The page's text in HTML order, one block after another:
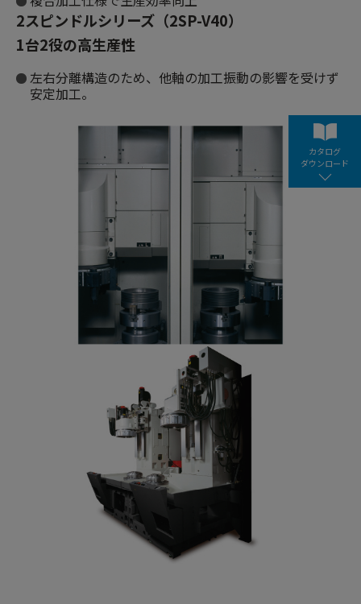
2スピンドルシリーズ（2SP-V40）
1台2役の高生産性
左右分離構造のため、他軸の加工振動の影響を受けず
安定加工。
カタログ
ダウンロード